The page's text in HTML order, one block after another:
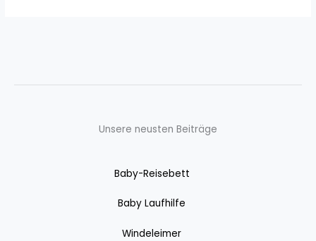
Unsere neusten Beiträge
Baby-Reisebett
Baby Laufhilfe
Windeleimer